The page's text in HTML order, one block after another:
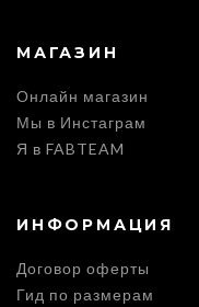
МАГАЗИН
Онлайн магазин
Мы в Инстаграм
Я в FABTEAM
ИНФОРМАЦИЯ
Договор оферты
Гид по размерам